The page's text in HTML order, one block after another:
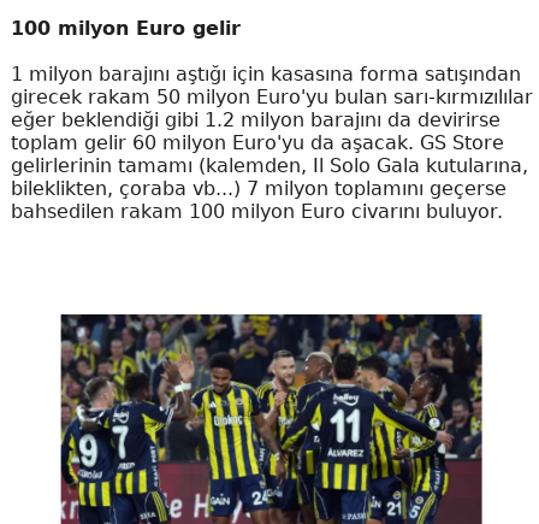
100 milyon Euro gelir
1 milyon barajını aştığı için kasasına forma satışından
girecek rakam 50 milyon Euro'yu bulan sarı-kırmızılılar
eğer beklendiği gibi 1.2 milyon barajını da devirirse
toplam gelir 60 milyon Euro'yu da aşacak. GS Store
gelirlerinin tamamı (kalemden, Il Solo Gala kutularına,
bileklikten, çoraba vb...) 7 milyon toplamını geçerse
bahsedilen rakam 100 milyon Euro civarını buluyor.